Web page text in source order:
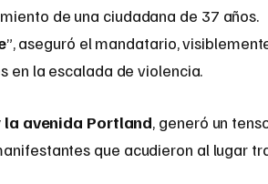
de una ciudadana de 37 años.
”, aseguró el mandatario,
en la escalada de violencia.
la avenida Portland, generó un
que acudieron al lugar